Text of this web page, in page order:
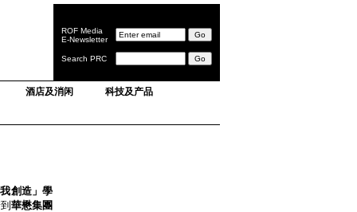
ROF Media
E-Newsletter
Search PRC
酒店及消闲
科技及产品
創造」學
華懋集團